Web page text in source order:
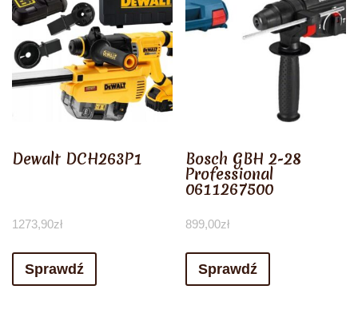
Dewalt DCH263P1
1273,90zł
Sprawdź
Bosch GBH 2-28
Professional
0611267500
899,00zł
Sprawdź